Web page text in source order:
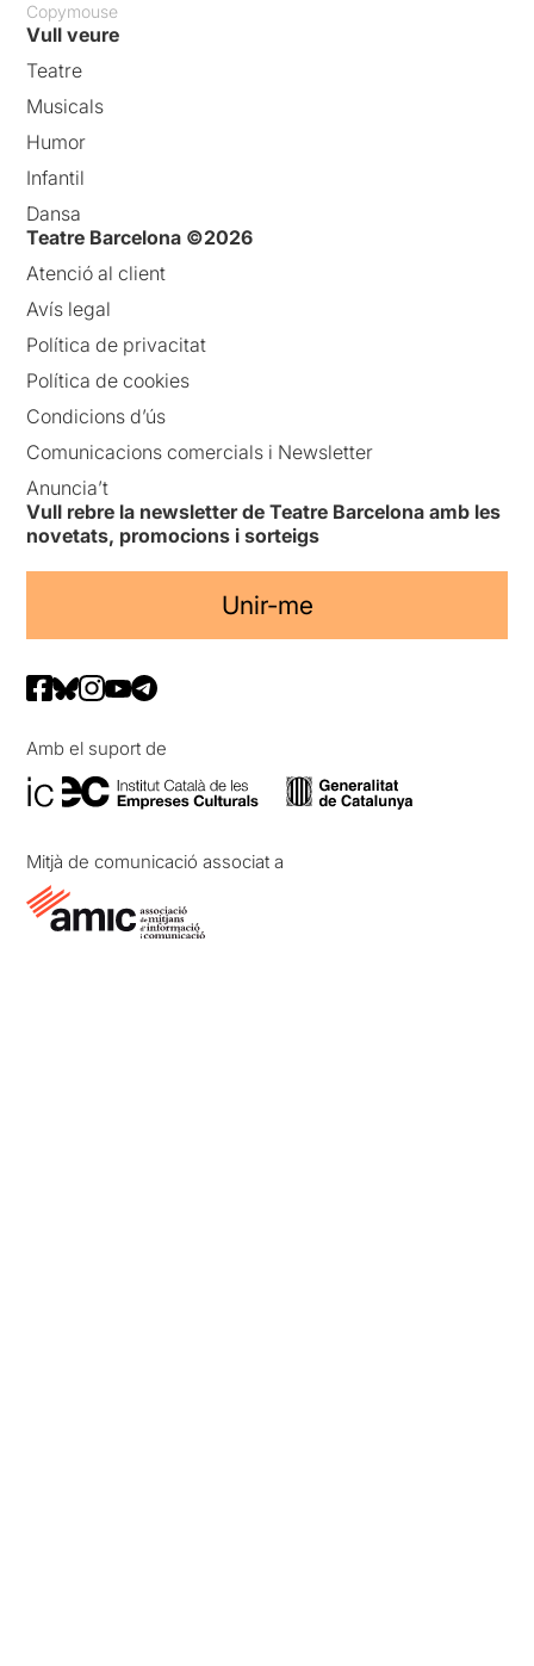
Copymouse
Vull veure
Teatre
Musicals
Humor
Infantil
Dansa
Teatre Barcelona ©2026
Atenció al client
Avís legal
Política de privacitat
Política de cookies
Condicions d’ús
Comunicacions comercials i Newsletter
Anuncia’t
Vull rebre la newsletter de Teatre Barcelona amb les
novetats, promocions i sorteigs
Unir-me
Amb el suport de
Mitjà de comunicació associat a